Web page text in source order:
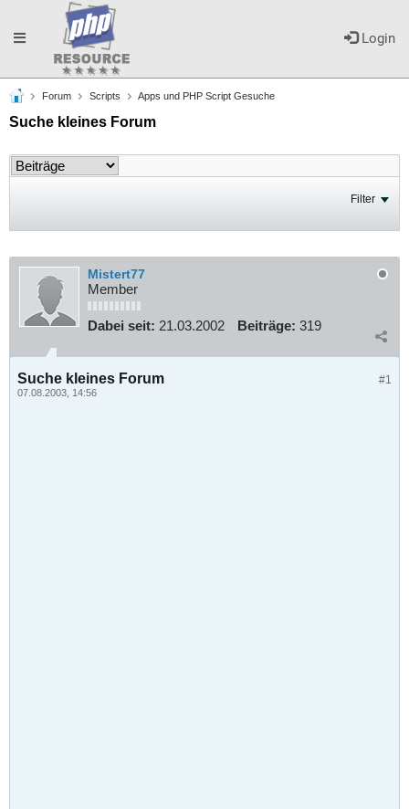
Login
Toggle
navigation
Forum Scripts Apps und PHP Script Gesuche
Suche kleines Forum
Filter
Mistert77
Member
Dabei seit: 21.03.2002 Beiträge: 319
#1
Suche kleines Forum
07.08.2003, 14:56